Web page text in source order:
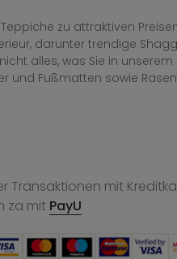
zu attraktiven
darunter trendige
alles, was Sie in
und Fußmatten sowie
Transaktionen mit
za mit PayU